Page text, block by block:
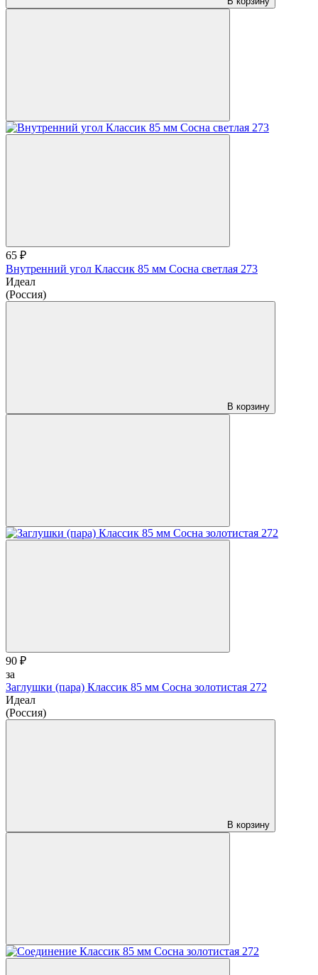
65 ₽
Внутренний угол Классик 85 мм Сосна светлая 273
Идеал
(Россия)
В корзину
90 ₽
за
Заглушки (пара) Классик 85 мм Сосна золотистая 272
Идеал
(Россия)
В корзину